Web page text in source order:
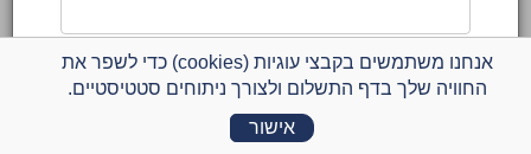
תשלום בכרטיס אשראי
פרטי כרטיס אשראי
אנחנו משתמשים בקבצי עוגיות (cookies) כדי לשפר את
החוויה שלך בדף התשלום ולצורך ניתוחים סטטיסטיים.